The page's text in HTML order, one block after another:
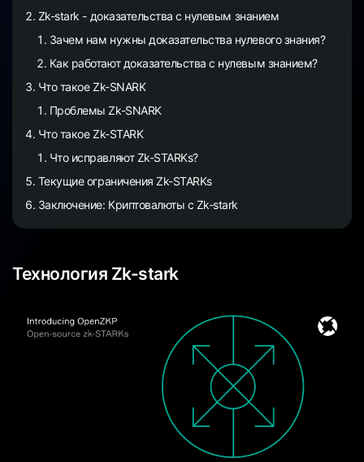
Zk-stark - доказательства с нулевым знанием
Зачем нам нужны доказательства нулевого знания?
Как работают доказательства с нулевым знанием?
Что такое Zk-SNARK
Проблемы Zk-SNARK
Что такое Zk-STARK
Что исправляют Zk-STARKs?
Текущие ограничения Zk-STARKs
Заключение: Криптовалюты с Zk-stark
Технология Zk-stark